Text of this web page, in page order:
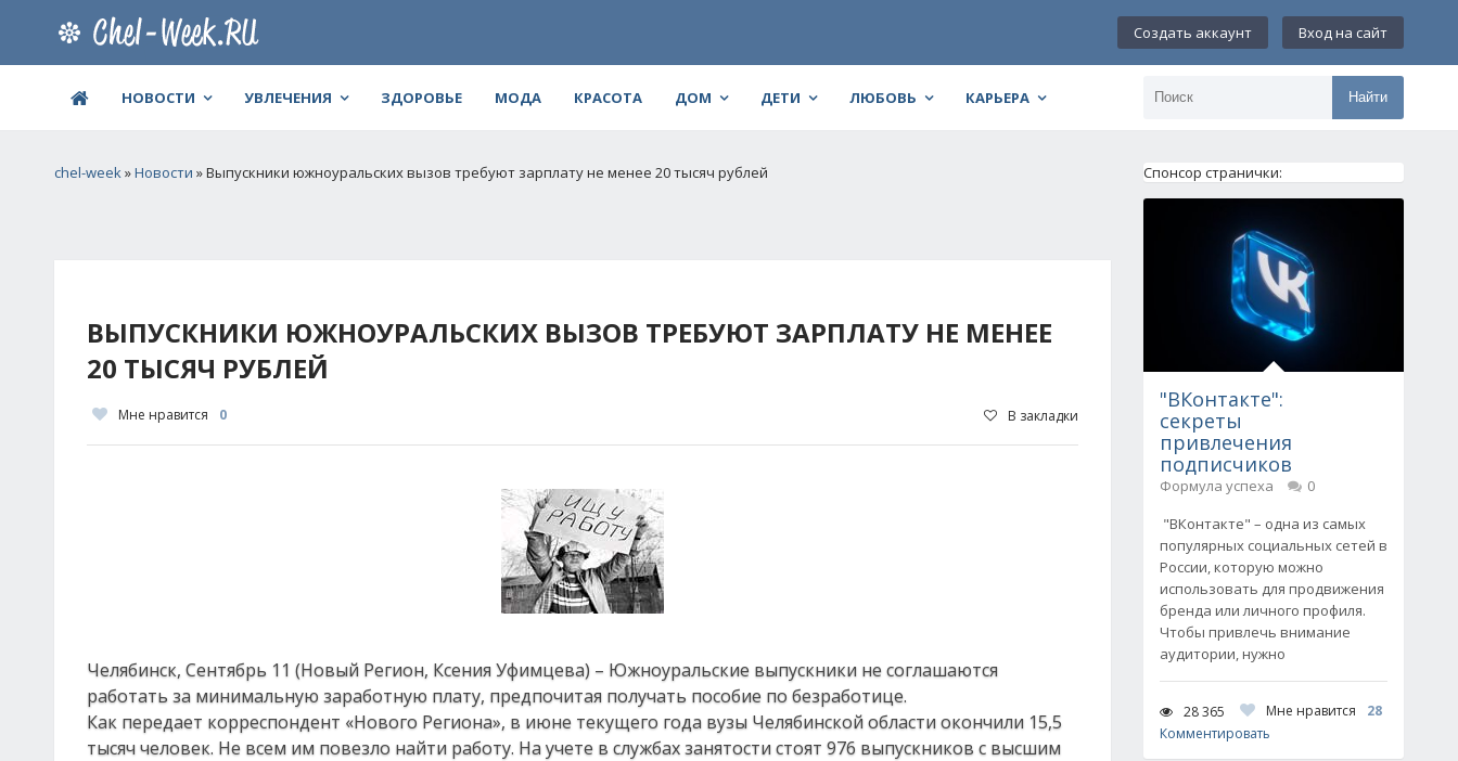
Создать аккаунт Вход на сайт
НОВОСТИ УВЛЕЧЕНИЯ ЗДОРОВЬЕ МОДА КРАСОТА ДОМ ДЕТИ ЛЮБОВЬ КАРЬЕРА Найти
chel-week»Новости » Выпускники южноуральских вызов требуют зарплату не менее 20 тысяч рублей
ВЫПУСКНИКИ ЮЖНОУРАЛЬСКИХ ВЫЗОВ ТРЕБУЮТ ЗАРПЛАТУ НЕ МЕНЕЕ
20 ТЫСЯЧ РУБЛЕЙ
Мне нравится 0 В закладки
Челябинск, Сентябрь 11 (Новый Регион, Ксения Уфимцева) – Южноуральские выпускники не соглашаются
работать за минимальную заработную плату, предпочитая получать пособие по безработице.
Как передает корреспондент «Нового Региона», в июне текущего года вузы Челябинской области окончили 15,5
тысяч человек. Не всем им повезло найти работу. На учете в службах занятости стоят 976 выпускников с высшим
Спонсор странички:
"ВКонтакте":
секреты
привлечения
подписчиков
Формула успеха
0
"ВКонтакте" – одна из самых
популярных социальных сетей в
России, которую можно
использовать для продвижения
бренда или личного профиля.
Чтобы привлечь внимание
аудитории, нужно
28 365 Мне нравится
28
Комментировать